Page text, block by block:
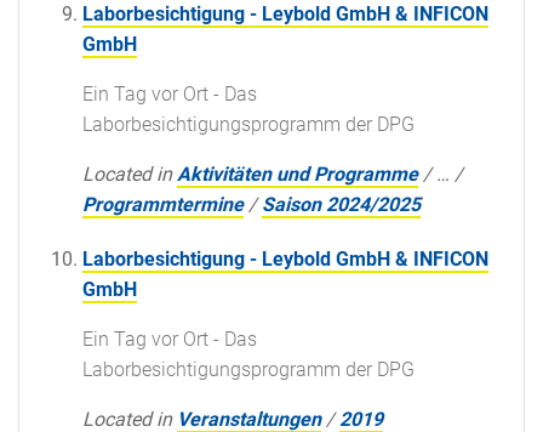
Laborbesichtigung - Leybold GmbH & INFICON
GmbH
Ein Tag vor Ort - Das
Laborbesichtigungsprogramm der DPG
Located in Aktivitäten und Programme /… /
Programmtermine /Saison 2024/2025
Laborbesichtigung - Leybold GmbH & INFICON
GmbH
Ein Tag vor Ort - Das
Laborbesichtigungsprogramm der DPG
Located in Veranstaltungen /2019